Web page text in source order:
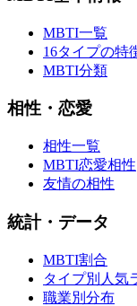
MBTI一覧
16タイプの特
MBTI分類
相性・恋愛
相性一覧
MBTI恋愛相性
友情の相性
統計・データ
MBTI割合
タイプ別人気
職業別分布